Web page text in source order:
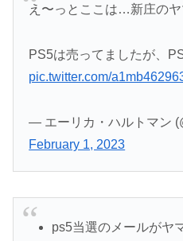
え〜っとここは…新庄のヤ
PS5は売ってましたが、
pic.twitter.com/
— エーリカ・ハルトマン
February 1, 2023
ps5当選のメールがヤ